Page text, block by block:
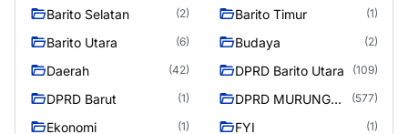
Barito Selatan (2) Barito Timur (1)
Barito Utara (6) Budaya (2)
Daerah (42) DPRD Barito Utara (109)
DPRD Barut (1)
DPRD MURUNG
(577)
Ekonomi (1) FYI (1)